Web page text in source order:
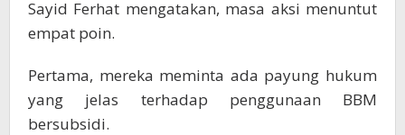
Sayid Ferhat mengatakan, masa aksi menuntut
empat poin.
Pertama, mereka meminta ada payung hukum
yang jelas terhadap penggunaan BBM
bersubsidi.